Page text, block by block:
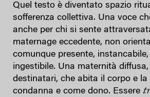
Quel testo è diventato spazio
sofferenza collettiva. Una voce
anche per chi si sente
maternage eccedente, non
comunque presente,
ingestibile. Una maternità diffusa,
destinatari, che abita il corpo e la
condanna e come dono. Essere